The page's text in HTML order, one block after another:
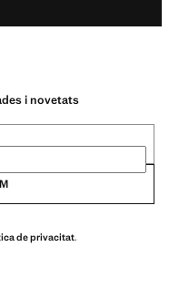
i novetats
de privacitat.